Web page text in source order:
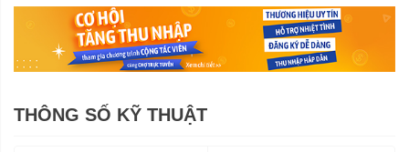
THÔNG SỐ KỸ THUẬT